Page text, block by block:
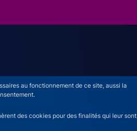
au fonctionnement de ce site, aussi la
des cookies pour des finalités qui leur sont